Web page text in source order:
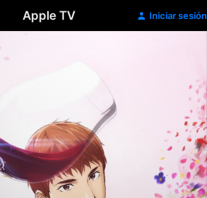
Apple TV Iniciar sesión